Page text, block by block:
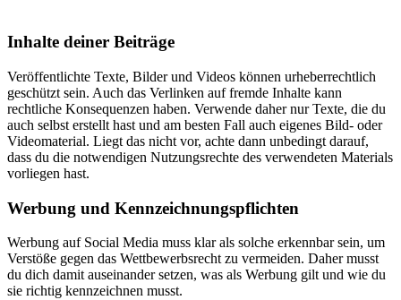
Inhalte deiner Beiträge
Veröffentlichte Texte, Bilder und Videos können urheberrechtlich
geschützt sein. Auch das Verlinken auf fremde Inhalte kann
rechtliche Konsequenzen haben. Verwende daher nur Texte, die du
auch selbst erstellt hast und am besten Fall auch eigenes Bild- oder
Videomaterial. Liegt das nicht vor, achte dann unbedingt darauf,
dass du die notwendigen Nutzungsrechte des verwendeten Materials
vorliegen hast.
Werbung und Kennzeichnungspflichten
Werbung auf Social Media muss klar als solche erkennbar sein, um
Verstöße gegen das Wettbewerbsrecht zu vermeiden. Daher musst
du dich damit auseinander setzen, was als Werbung gilt und wie du
sie richtig kennzeichnen musst.